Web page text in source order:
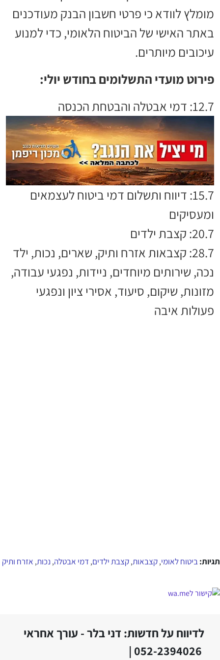
מומלץ לוודא כי פרטי חשבון הבנק מעודכנים
באתר האישי של הביטוח הלאומי, כדי למנוע
עיכובים מיותרים.
פירוט מועדי התשלומים בחודש יולי:
12.7: דמי אבטלה והבטחת הכנסה
15.7: דיווח ותשלום דמי ביטוח לעצמאים
ומעסיקים
20.7: קצבת ילדים
28.7: קצבאות אזרח ותיק, שארים, נכות, ילד
נכה, שירותים מיוחדים, ניידות, נפגעי עבודה,
מזונות, שיקום, סיעוד, אסירי ציון ונפגעי
פעולות איבה
תגיות:ביטוח לאומי,קצבאות,קצבת ילדים, דמי אבטלה, נכות, אזרח ותיק
לדיווח על חדשות: דני בלר - עורך אחראי
052-2394026 |